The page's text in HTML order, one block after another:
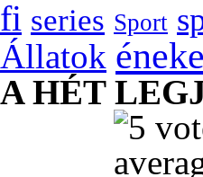
fi series Sport
Állatok
A HÉT